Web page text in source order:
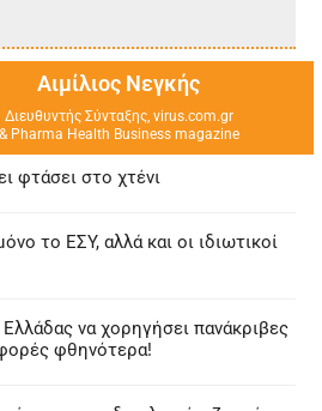
Αιμίλιος Νεγκής
Διευθυντής Σύνταξης, virus.com.gr
& Pharma Health Business magazine
φτάσει στο χτένι
το ΕΣΥ, αλλά και οι ιδιωτικοί
να χορηγήσει πανάκριβες
φθηνότερα!